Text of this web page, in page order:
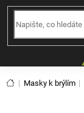
Přejít
obsah
Domů
Masky k brýlím